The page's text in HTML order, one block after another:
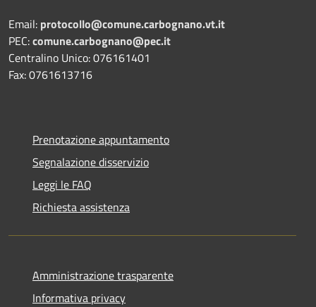
Email: protocollo@comune.carbognano.vt.it
PEC:comune.carbognano@pec.it
Centralino Unico: 076161401
Fax: 0761613716
Prenotazione appuntamento
Segnalazione disservizio
Leggi le FAQ
Richiesta assistenza
Amministrazione trasparente
Informativa privacy